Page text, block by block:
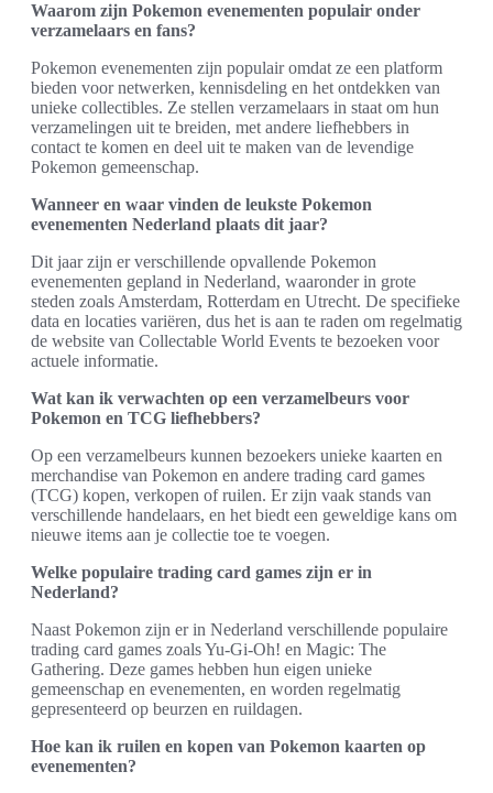
Waarom zijn Pokemon evenementen populair onder
verzamelaars en fans?
Pokemon evenementen zijn populair omdat ze een platform
bieden voor netwerken, kennisdeling en het ontdekken van
unieke collectibles. Ze stellen verzamelaars in staat om hun
verzamelingen uit te breiden, met andere liefhebbers in
contact te komen en deel uit te maken van de levendige
Pokemon gemeenschap.
Wanneer en waar vinden de leukste Pokemon
evenementen Nederland plaats dit jaar?
Dit jaar zijn er verschillende opvallende Pokemon
evenementen gepland in Nederland, waaronder in grote
steden zoals Amsterdam, Rotterdam en Utrecht. De specifieke
data en locaties variëren, dus het is aan te raden om regelmatig
de website van Collectable World Events te bezoeken voor
actuele informatie.
Wat kan ik verwachten op een verzamelbeurs voor
Pokemon en TCG liefhebbers?
Op een verzamelbeurs kunnen bezoekers unieke kaarten en
merchandise van Pokemon en andere trading card games
(TCG) kopen, verkopen of ruilen. Er zijn vaak stands van
verschillende handelaars, en het biedt een geweldige kans om
nieuwe items aan je collectie toe te voegen.
Welke populaire trading card games zijn er in
Nederland?
Naast Pokemon zijn er in Nederland verschillende populaire
trading card games zoals Yu-Gi-Oh! en Magic: The
Gathering. Deze games hebben hun eigen unieke
gemeenschap en evenementen, en worden regelmatig
gepresenteerd op beurzen en ruildagen.
Hoe kan ik ruilen en kopen van Pokemon kaarten op
evenementen?